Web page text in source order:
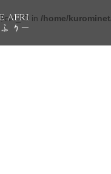
in /home/